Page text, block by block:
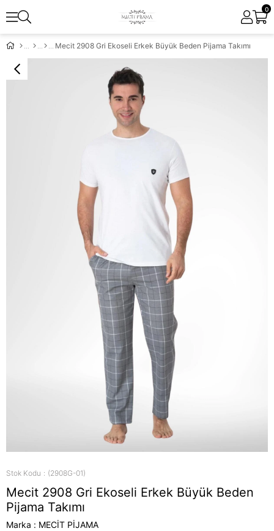
0
Mecit 2908 Gri Ekoseli Erkek Büyük Beden Pijama Takımı
Stok Kodu (2908G-01)
Mecit 2908 Gri Ekoseli Erkek Büyük Beden
Pijama Takımı
Marka : MECİT PİJAMA